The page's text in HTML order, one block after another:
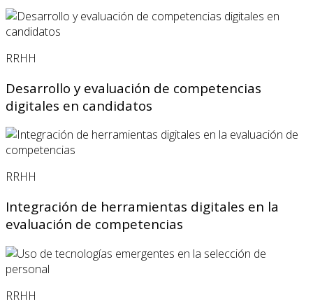
RRHH
Desarrollo y evaluación de competencias
digitales en candidatos
RRHH
Integración de herramientas digitales en la
evaluación de competencias
RRHH